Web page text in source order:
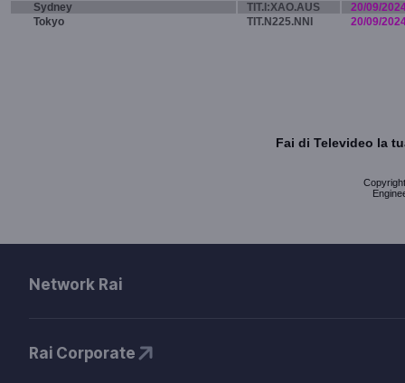
Sydney
TIT.I:XAO.AUS
20/09/
Tokyo
TIT.N225.NNI 20/09/
Fai di Televideo la